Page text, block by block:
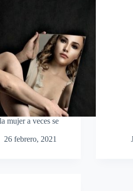
mujer a veces se
26 febrero, 2021